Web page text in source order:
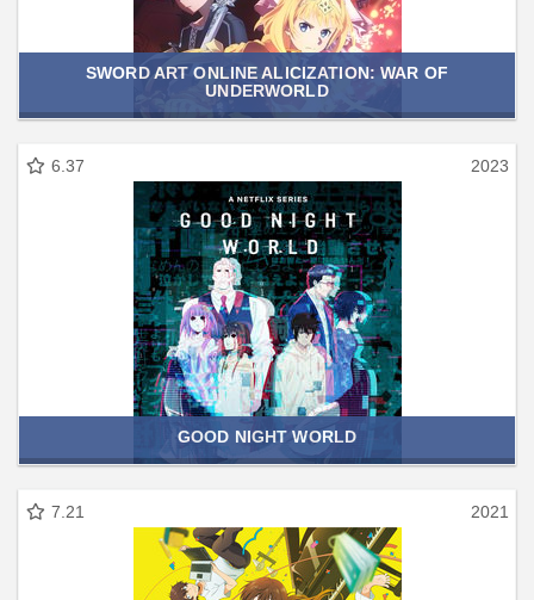
SWORD ART ONLINE ALICIZATION: WAR OF
UNDERWORLD
6.37 2023
GOOD NIGHT WORLD
7.21 2021